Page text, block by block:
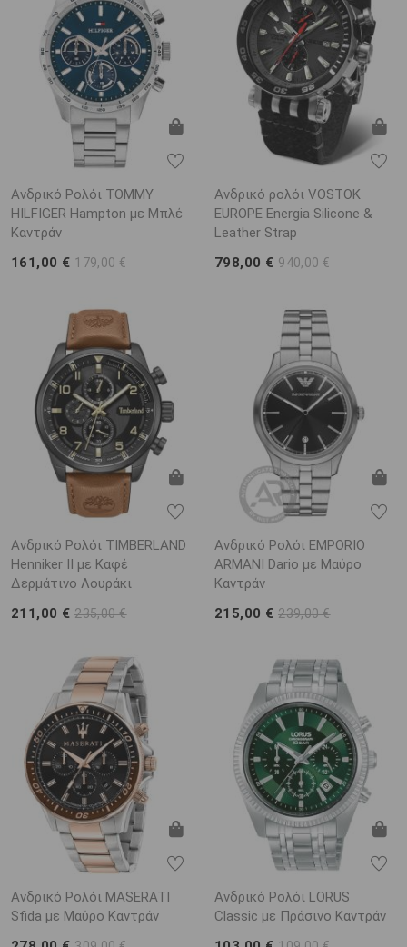
Ανδρικό Ρολόι TOMMY
HILFIGER Hampton με Μπλέ
Καντράν
161,00 €179,00 €
Ανδρικό ρολόι VOSTOK
EUROPE Energia Silicone &
Leather Strap
798,00 €940,00 €
Ανδρικό Ρολόι TIMBERLAND
Henniker II με Καφέ
Δερμάτινο Λουράκι
211,00 €235,00 €
Ανδρικό Ρολόι EMPORIO
ARΜΑΝΙ Dario με Μαύρο
Καντράν
215,00 €239,00 €
Ανδρικό Ρολόι MASERATI
Sfida με Μαύρο Καντράν
Ανδρικό Ρολόι LORUS
Classic με Πράσινο Καντράν